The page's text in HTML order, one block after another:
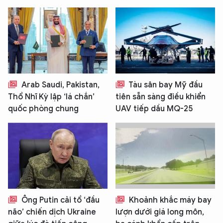
Arab Saudi, Pakistan,
Thổ Nhĩ Kỳ lập ‘lá chắn’
quốc phòng chung
Tàu sân bay Mỹ đầu
tiên sẵn sàng điều khiển
UAV tiếp dầu MQ-25
Ông Putin cải tổ ‘đầu
não’ chiến dịch Ukraine
Khoảnh khắc máy bay
lượn dưới giá long môn,